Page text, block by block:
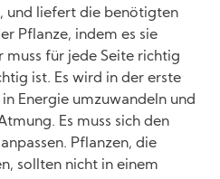
und liefert die benötigten
Pflanze, indem es sie
muss für jede Seite richtig
ist. Es wird in der erste
Energie umzuwandeln und
Es muss sich den
Pflanzen, die
sollten nicht in einem